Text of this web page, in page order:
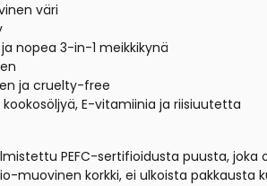
väri
nopea 3-in-1 meikkikynä
ja cruelty-free
E-vitamiinia ja riisiuutetta
PEFC-sertifioidusta puusta,
muovinen korkki, ei ulkoista pakkausta